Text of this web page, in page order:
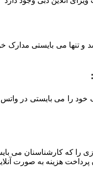
می بایستی مدارک
را می بایستی در
کارشناسنان می
هزینه به صورت